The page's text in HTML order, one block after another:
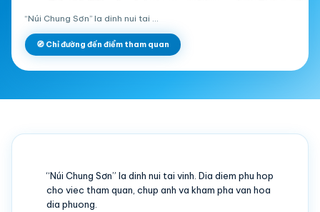
“Núi Chung Sơn” la dinh nui tai …
🧭 Chỉ đường đến điểm tham quan
“Núi Chung Sơn” la dinh nui tai vinh. Dia diem phu hop
cho viec tham quan, chup anh va kham pha van hoa
dia phuong.